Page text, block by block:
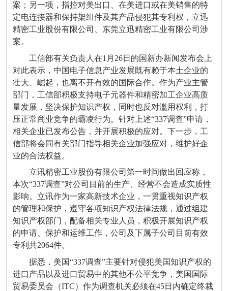
案；另一项，指控对美出口、在美进口或在美销售的特
定电连接器和保持架组件及其产品侵犯其专利权，立迅
精密工业股份有限公司、东莞立迅精密工业有限公司涉
案。
工信部有关负责人在1月26日的国新办新闻发布会上
对此表示，中国电子信息产业发展既有赖于本土企业的
壮大、崛起，也离不开有效的国际合作。作为产业主管
部门，工信部积极支持电子元器件和精密加工企业高质
量发展，坚决保护知识产权，同时也反对滥用权利，打
压正常商业竞争的霸凌行为。针对上述“337调查”申请，
相关企业已发布公告，并开展积极的应对。下一步，工
信部将会同有关部门指导相关企业加强应对，维护好企
业的合法权益。
立讯精密工业股份有限公司第一时间做出回应称，
本次“337调查”对公司目前的生产、经营不会造成实质性
影响。立讯作为一家高新技术企业，一贯重视知识产权
的管理和保护，遵守各项知识产权法律法规，通过组建
知识产权部门，配备相关专业人员，积极开展知识产权
的申请、保护和运维工作，公司及下属子公司目前有效
专利共2064件。
据悉，美国“337调查”主要针对侵犯美国知识产权的
进口产品以及进口贸易中的其他不公平竞争，美国国际
贸易委员会（ITC）作为调查机关必须在45日内确定终裁